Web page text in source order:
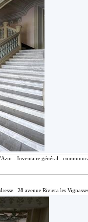
- Inventaire général -
28 avenue Riviera les